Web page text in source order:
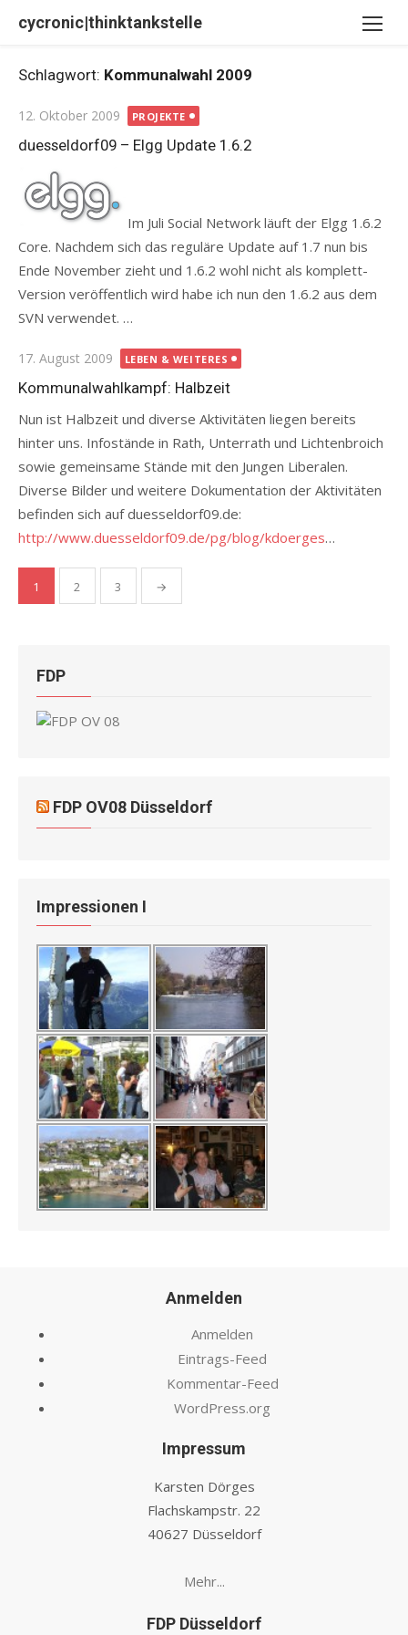
cycronic|thinktankstelle
Schlagwort: Kommunalwahl 2009
Posted
on
12. Oktober 2009 PROJEKTE
duesseldorf09 – Elgg Update 1.6.2
Im Juli Social Network läuft der Elgg 1.6.2
Core. Nachdem sich das reguläre Update auf 1.7 nun bis
Ende November zieht und 1.6.2 wohl nicht als komplett-
Version veröffentlich wird habe ich nun den 1.6.2 aus dem
SVN verwendet. …
Posted
on
17. August 2009 LEBEN & WEITERES
Kommunalwahlkampf: Halbzeit
Nun ist Halbzeit und diverse Aktivitäten liegen bereits
hinter uns. Infostände in Rath, Unterrath und Lichtenbroich
sowie gemeinsame Stände mit den Jungen Liberalen.
Diverse Bilder und weitere Dokumentation der Aktivitäten
befinden sich auf duesseldorf09.de:
http://www.duesseldorf09.de/pg/blog/kdoerges…
Seitennummerierung
der
1 2 3 →
FDP
FDP OV08 Düsseldorf
Impressionen I
Anmelden
Anmelden
Eintrags-Feed
Kommentar-Feed
WordPress.org
Impressum
Karsten Dörges
Flachskampstr. 22
40627 Düsseldorf
Mehr...
FDP Düsseldorf